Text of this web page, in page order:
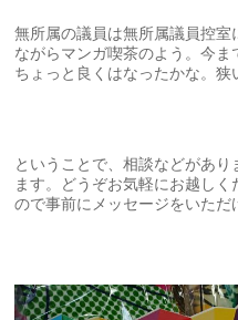
無所属の議員は無所属議員控室
ながらマンガ喫茶のよう。今
ちょっと良くはなったかな。狭
ということで、相談などがあ
ます。どうぞお気軽にお越し
ので事前にメッセージをいただ